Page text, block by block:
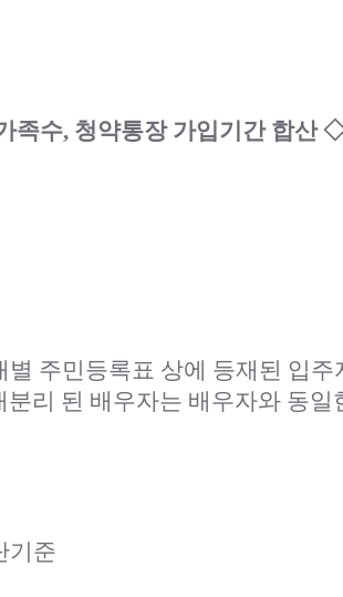
족수, 청약통장 가입기간 합산
주민등록표 상에 등재된 입
리 된 배우자는 배우자와 동
기준